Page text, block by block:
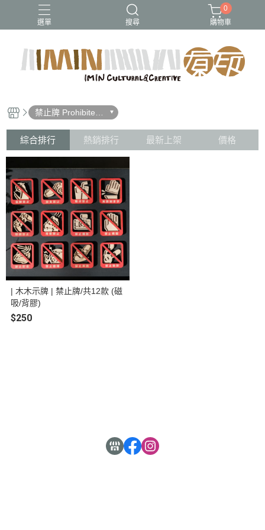
選單 搜尋
0
購物車
禁止牌 Prohibited
card
綜合排行 熱銷排行 最新上架 價格
| 木木示牌 | 禁止牌/共12款 (磁
吸/背膠)
$250